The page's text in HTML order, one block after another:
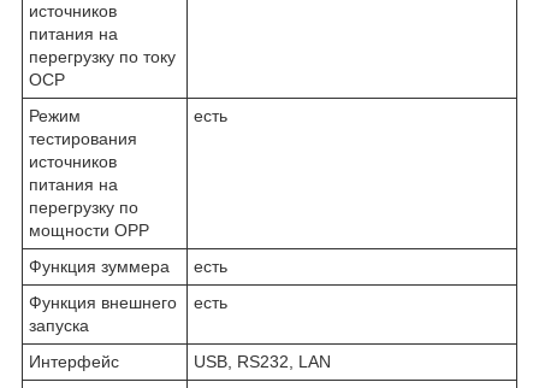
источников
питания на
перегрузку по току
OCP
Режим
тестирования
источников
питания на
перегрузку по
мощности OPP
есть
Функция зуммера
есть
Функция внешнего
запуска
есть
Интерфейс
USB, RS232, LAN